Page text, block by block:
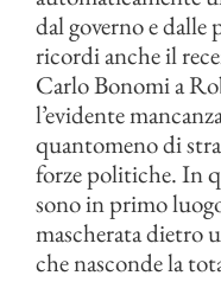
dal governo e
ricordi anche il
Carlo Bonomi a
l’evidente
quantomeno di
forze politiche. In
sono in primo
mascherata dietro
che nasconde la